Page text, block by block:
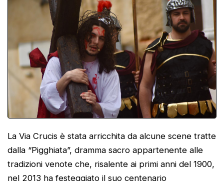
La Via Crucis è stata arricchita da alcune scene tratte
dalla “Pigghiata”, dramma sacro appartenente alle
tradizioni venote che, risalente ai primi anni del 1900,
nel 2013 ha festeggiato il suo centenario